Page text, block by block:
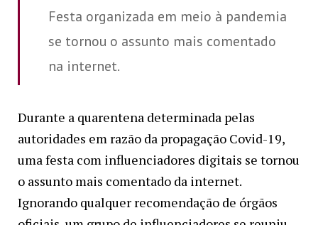
Festa organizada em meio à pandemia
se tornou o assunto mais comentado
na internet.
Durante a quarentena determinada pelas
autoridades em razão da propagação Covid-19,
uma festa com influenciadores digitais se tornou
o assunto mais comentado da internet.
Ignorando qualquer recomendação de órgãos